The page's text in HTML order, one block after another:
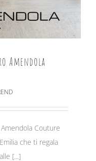
Amendola
Couture
che ti regala
[...]